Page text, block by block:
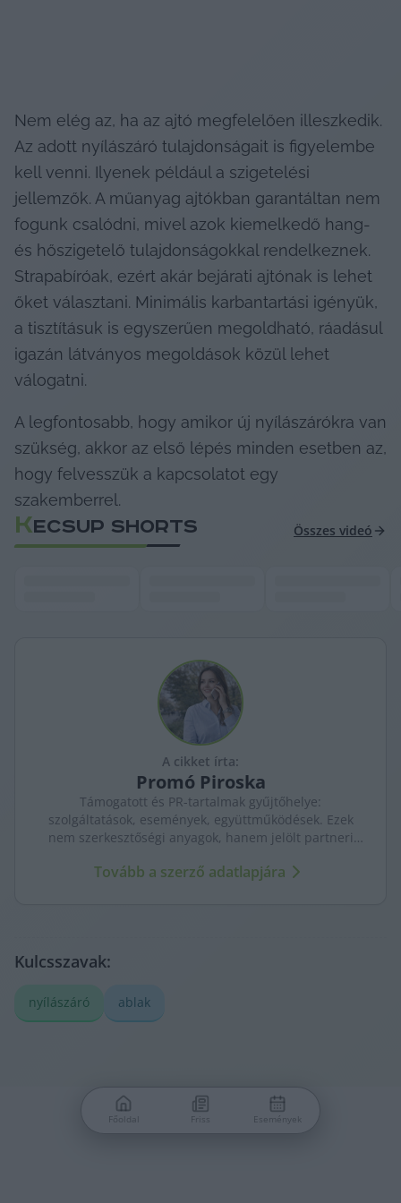
Nem elég az, ha az ajtó megfelelően illeszkedik.
Az adott nyílászáró tulajdonságait is figyelembe
kell venni. Ilyenek például a szigetelési
jellemzők. A műanyag ajtókban garantáltan nem
fogunk csalódni, mivel azok kiemelkedő hang-
és hőszigetelő tulajdonságokkal rendelkeznek.
Strapabíróak, ezért akár bejárati ajtónak is lehet
őket választani. Minimális karbantartási igényük,
a tisztításuk is egyszerűen megoldható, ráadásul
igazán látványos megoldások közül lehet
válogatni.
A legfontosabb, hogy amikor új nyílászárókra van
szükség, akkor az első lépés minden esetben az,
hogy felvesszük a kapcsolatot egy
szakemberrel.
KECSUP SHORTS Összes videó
A cikket írta:
Promó Piroska
Támogatott és PR-tartalmak gyűjtőhelye:
szolgáltatások, események, együttműködések. Ezek
nem szerkesztőségi anyagok, hanem jelölt partneri
újságírásától.
Tovább a szerző adatlapjára
Kulcsszavak:
nyílászáró ablak
Főoldal Friss Események